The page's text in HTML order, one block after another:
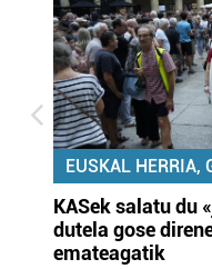
EUSKAL HERRIA,
KASek salatu du
dutela gose
emateagatik